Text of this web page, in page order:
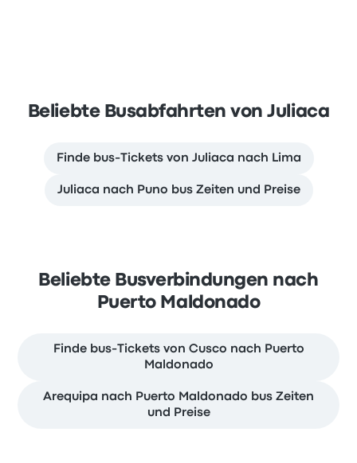
Beliebte Busabfahrten von Juliaca
Finde bus-Tickets von Juliaca nach Lima
Juliaca nach Puno bus Zeiten und Preise
Beliebte Busverbindungen nach
Puerto Maldonado
Finde bus-Tickets von Cusco nach Puerto
Maldonado
Arequipa nach Puerto Maldonado bus Zeiten
und Preise